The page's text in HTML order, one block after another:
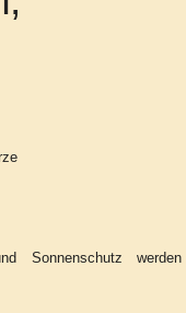
Sonnenschutz werden